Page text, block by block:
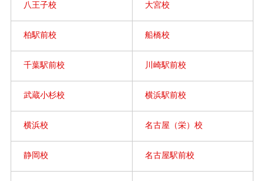
八王子校 大宮校
柏駅前校 船橋校
千葉駅前校 川崎駅前校
武蔵小杉校 横浜駅前校
横浜校 名古屋（栄）校
静岡校 名古屋駅前校